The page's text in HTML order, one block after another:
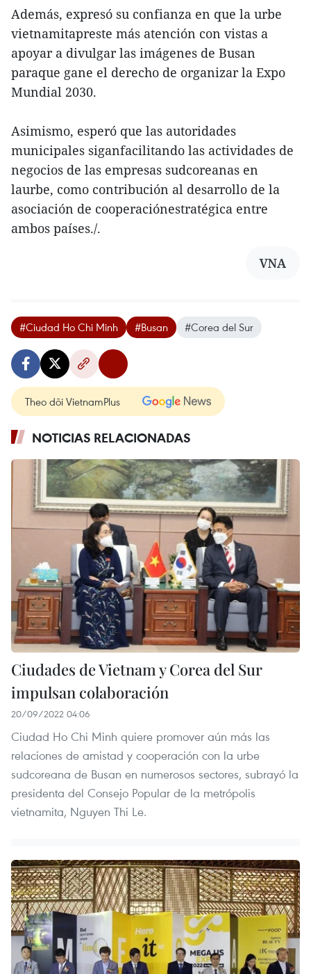
Además, expresó su confianza en que la urbe
vietnamitapreste más atención con vistas a
apoyar a divulgar las imágenes de Busan
paraque gane el derecho de organizar la Expo
Mundial 2030.
Asimismo, esperó que las autoridades
municipales siganfacilitando las actividades de
negocios de las empresas sudcoreanas en
laurbe, como contribución al desarrollo de la
asociación de cooperaciónestratégica entre
ambos países./.
VNA
#Ciudad Ho Chi Minh #Busan #Corea del Sur
Theo dõi VietnamPlus
NOTICIAS RELACIONADAS
Ciudades de Vietnam y Corea del Sur
impulsan colaboración
20/09/2022 04:06
Ciudad Ho Chi Minh quiere promover aún más las
relaciones de amistad y cooperación con la urbe
sudcoreana de Busan en numerosos sectores, subrayó la
presidenta del Consejo Popular de la metrópolis
vietnamita, Nguyen Thi Le.